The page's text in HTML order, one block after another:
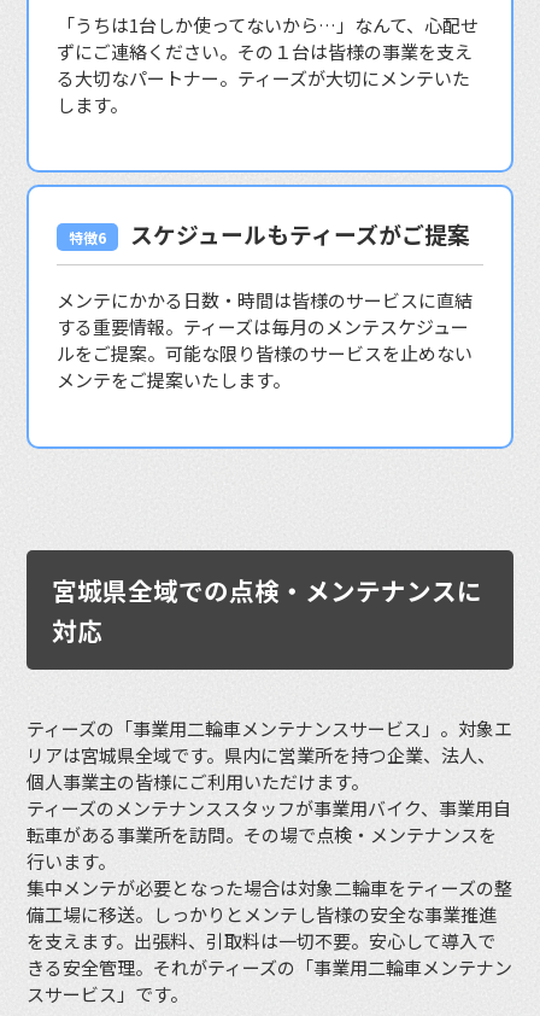
「うちは1台しか使ってないから…」なんて、心配せ
ずにご連絡ください。その１台は皆様の事業を支え
る大切なパートナー。ティーズが大切にメンテいた
します。
スケジュールもティーズがご提案
メンテにかかる日数・時間は皆様のサービスに直結
する重要情報。ティーズは毎月のメンテスケジュー
ルをご提案。可能な限り皆様のサービスを止めない
メンテをご提案いたします。
宮城県全域での点検・メンテナンスに
対応
ティーズの「事業用二輪車メンテナンスサービス」。対象エ
リアは宮城県全域です。県内に営業所を持つ企業、法人、
個人事業主の皆様にご利用いただけます。
ティーズのメンテナンススタッフが事業用バイク、事業用自
転車がある事業所を訪問。その場で点検・メンテナンスを
行います。
集中メンテが必要となった場合は対象二輪車をティーズの整
備工場に移送。しっかりとメンテし皆様の安全な事業推進
を支えます。出張料、引取料は一切不要。安心して導入で
きる安全管理。それがティーズの「事業用二輪車メンテナン
スサービス」です。